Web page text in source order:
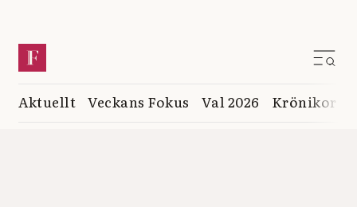
Aktuellt Veckans Fokus Val 2026 Krönikor